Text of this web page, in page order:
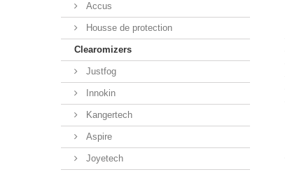
Accus
Housse de protection
Clearomizers
Justfog
Innokin
Kangertech
Aspire
Joyetech